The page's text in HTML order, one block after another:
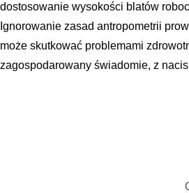
dostosowanie wysokości blatów
Ignorowanie zasad antropometrii
może skutkować problemami
zagospodarowany świadomie, z